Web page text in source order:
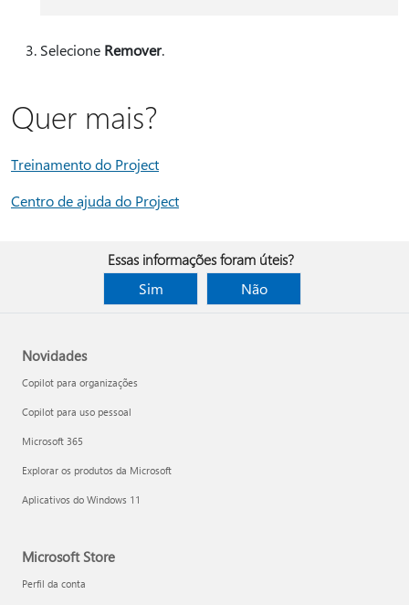
Selecione Remover.
Quer mais?
Treinamento do Project
Centro de ajuda do Project
Essas informações foram úteis?
Sim
Não
Novidades
Copilot para organizações
Copilot para uso pessoal
Microsoft 365
Explorar os produtos da Microsoft
Aplicativos do Windows 11
Microsoft Store
Perfil da conta